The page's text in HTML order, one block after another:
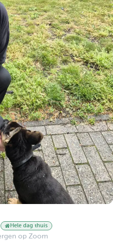
Hele dag thuis
op Zoom